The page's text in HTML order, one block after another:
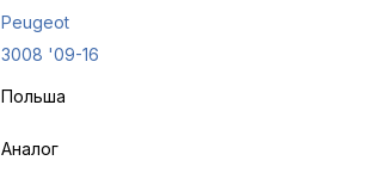
Peugeot
3008 '09-16
Польша
Аналог